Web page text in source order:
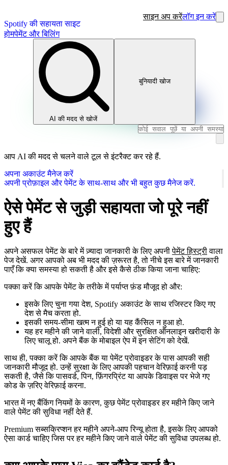
Spotify की सहायता साइट
साइन अप करेंलॉग इन करें
होमपेमेंट और बिलिंग
AI की मदद से खोजें
बुनियादी खोज
आप AI की मदद से चलने वाले टूल से इंटरैक्ट कर रहे हैं.
अपना अकाउंट मैनेज करें
अपनी प्रोफ़ाइल और पेमेंट के साथ-साथ और भी बहुत कुछ मैनेज करें.
ऐसे पेमेंट से जुड़ी सहायता जो पूरे नहीं
हुए हैं
अपने असफल पेमेंट के बारे में ज़्यादा जानकारी के लिए अपनीपेमेंट हिस्ट्रीवाला
पेज देखें. अगर आपको अब भी मदद की ज़रूरत है, तो नीचे इस बारे में जानकारी
पाएँ कि क्या समस्या हो सकती है और इसे कैसे ठीक किया जाना चाहिए:
पक्का करें कि आपके पेमेंट के तरीके में पर्याप्त फ़ंड मौजूद हो और:
इसके लिए चुना गया देश, Spotify अकाउंट के साथ रजिस्टर किए गए
देश से मैच करता हो.
इसकी समय-सीमा खत्म न हुई हो या यह कैंसिल न हुआ हो.
यह हर महीने की जाने वाली, विदेशी और सुरक्षित ऑनलाइन खरीदारी के
लिए चालू हो. अपने बैंक के मोबाइल ऐप में इन सेटिंग को देखें.
साथ ही, पक्का करें कि आपके बैंक या पेमेंट प्रोवाइडर के पास आपकी सही
जानकारी मौजूद हो. उन्हें सुरक्षा के लिए आपकी पहचान वेरिफ़ाई करनी पड़
सकती है, जैसे कि पासवर्ड, पिन, फ़िंगरप्रिंट या आपके डिवाइस पर भेजे गए
कोड के ज़रिए वेरिफ़ाई करना.
भारत में नए बैंकिंग नियमों के कारण, कुछ पेमेंट प्रोवाइडर हर महीने किए जाने
वाले पेमेंट की सुविधा नहीं देते हैं.
Premium सब्सक्रिप्शन हर महीने अपने-आप रिन्यू होता है, इसके लिए आपको
ऐसा कार्ड चाहिए जिस पर हर महीने किए जाने वाले पेमेंट की सुविधा उपलब्ध हो.